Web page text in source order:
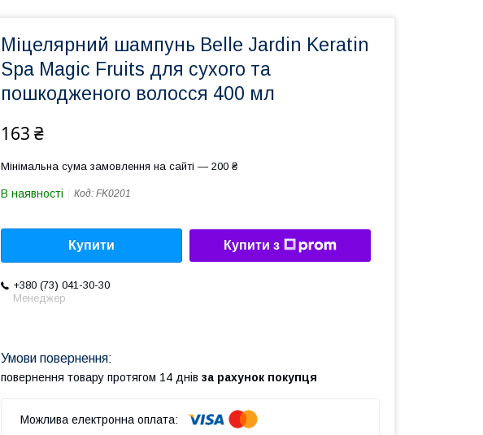
Міцелярний шампунь Belle Jardin Keratin
Spa Magic Fruits для сухого та
пошкодженого волосся 400 мл
163 ₴
Мінімальна сума замовлення на сайті — 200 ₴
В наявності Код: FK0201
Купити Купити з
+380 (73) 041-30-30
Менеджер
повернення товару протягом 14 днів за рахунок покупця